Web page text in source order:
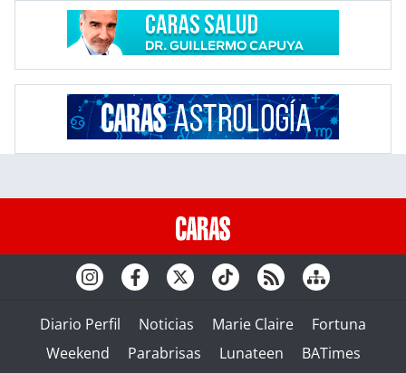
Diario Perfil Noticias Marie Claire
Fortuna
Weekend
Parabrisas Lunateen BATimes